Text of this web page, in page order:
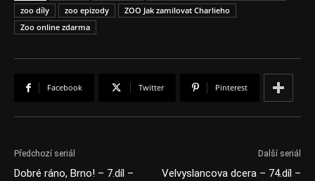
zoo díly
zoo epizody
ZOO Jak zamilovat Charlieho
Zoo online zdarma
Facebook Twitter Pinterest
Předchozí seriál
Dobré ráno, Brno! – 7.díl –
Další seriál
Velvyslancova dcera – 74.díl –